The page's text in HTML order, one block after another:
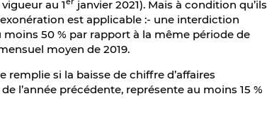
au 1
janvier 2021). Mais à condition qu’ils
est applicable :- une interdiction
moins 50 % par rapport à la même période de
moyen de 2019.
si la baisse de chiffre d’affaires
l’année précédente, représente au moins 15 %